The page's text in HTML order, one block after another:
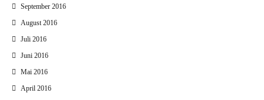
September 2016
August 2016
Juli 2016
Juni 2016
Mai 2016
April 2016